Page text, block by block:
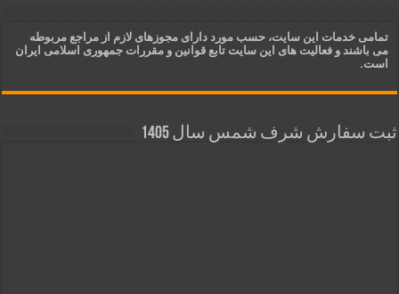
تمامی خدمات این سایت، حسب مورد دارای مجوزهای لازم از مراجع مربوطه
می باشند و فعالیت های این سایت تابع قوانین و مقررات جمهوری اسلامی ایران
است.
ثبت سفارش شرف شمس سال 1405